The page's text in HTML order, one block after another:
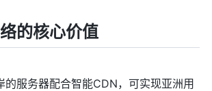
的核心价值
的服务器配合智能CDN，可实现亚洲用